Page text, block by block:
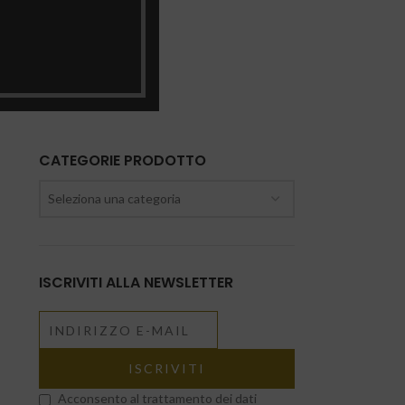
CATEGORIE PRODOTTO
Seleziona una categoria
ISCRIVITI ALLA NEWSLETTER
Acconsento al trattamento dei dati